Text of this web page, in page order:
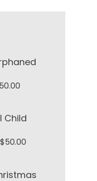
Child